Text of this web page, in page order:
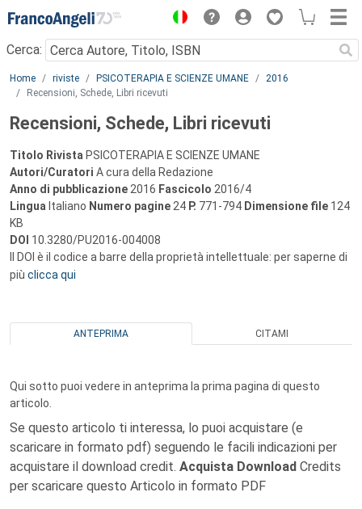
Menu
Cerca:
Main content
Home riviste PSICOTERAPIA E SCIENZE UMANE
2016
Recensioni, Schede, Libri ricevuti
Recensioni, Schede, Libri ricevuti
Titolo Rivista PSICOTERAPIA E SCIENZE UMANE
Autori/Curatori A cura della Redazione
Anno di pubblicazione 2016 Fascicolo 2016/4
Lingua Italiano Numero pagine 24 P. 771-794 Dimensione file 124
KB
DOI 10.3280/PU2016-004008
Il DOI è il codice a barre della proprietà intellettuale: per saperne di
più clicca qui
ANTEPRIMA CITAMI
Qui sotto puoi vedere in anteprima la prima pagina di questo
articolo.
Se questo articolo ti interessa, lo puoi acquistare (e
scaricare in formato pdf) seguendo le facili indicazioni per
acquistare il download credit. Acquista Download Credits
per scaricare questo Articolo in formato PDF